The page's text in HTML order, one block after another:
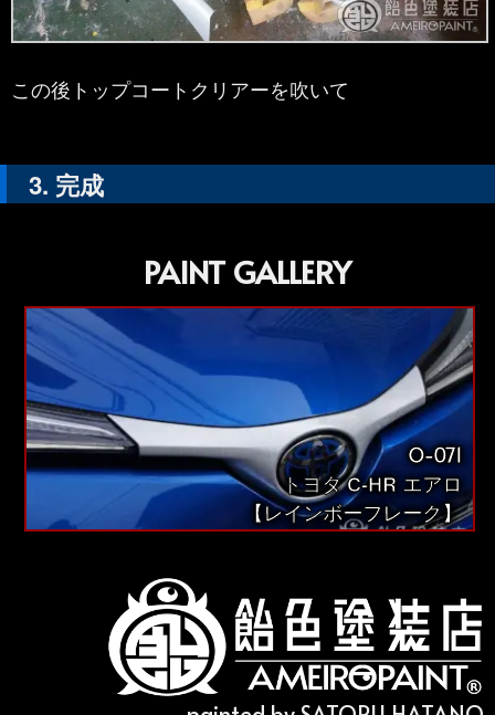
この後トップコートクリアーを吹いて
完成
PAINT GALLERY
O-071
トヨタ C-HR エアロ
【レインボーフレーク】